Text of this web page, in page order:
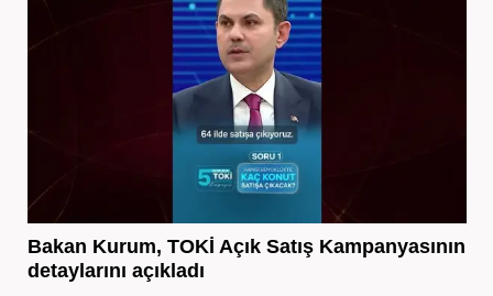
Bakan Kurum, TOKİ Açık Satış Kampanyasının
detaylarını açıkladı